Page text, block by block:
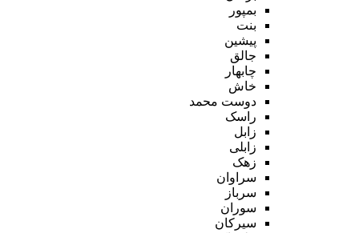
بمپور
بنت
پیشین
جالق
چابهار
خاش
دوست محمد
راسک
زابل
زابلی
زهک
سراوان
سرباز
سوران
سیرکان